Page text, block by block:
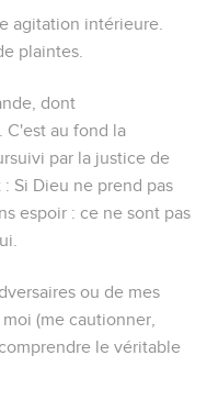
agitation intérieure.
plaintes.
dont
C'est au fond la
par la justice de
Si Dieu ne prend pas
espoir : ce ne sont pas
ou de mes
(me cautionner,
le véritable